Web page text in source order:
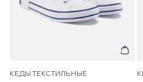
КЕДЫ ТЕКСТИЛЬНЫЕ